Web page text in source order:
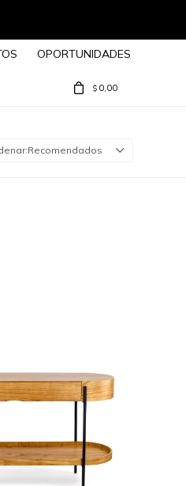
OPORTUNIDADES
$ 0,00
Recomendados